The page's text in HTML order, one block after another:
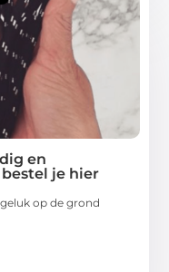
en
je hier
op de grond